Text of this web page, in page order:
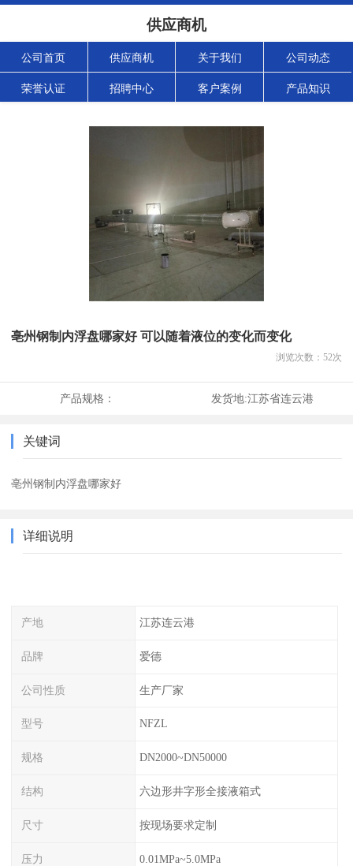
供应商机
公司首页 供应商机 关于我们 公司动态
荣誉认证 招聘中心 客户案例 产品知识
亳州钢制内浮盘哪家好 可以随着液位的变化而变化
浏览次数： 52次
产品规格： 发货地:江苏省连云港
关键词
亳州钢制内浮盘哪家好
详细说明
产地 江苏连云港
品牌 爱德
公司性质 生产厂家
型号 NFZL
规格 DN2000~DN50000
结构 六边形井字形全接液箱式
尺寸 按现场要求定制
压力 0.01MPa~5.0MPa